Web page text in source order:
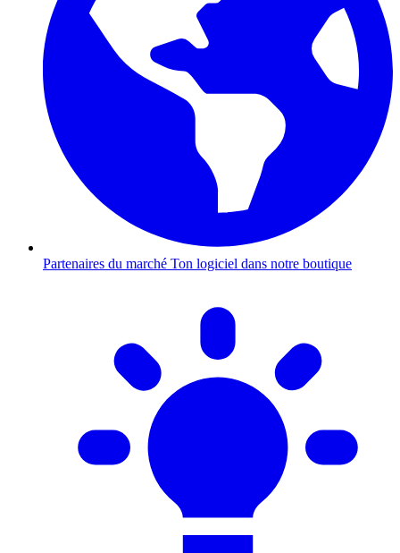
Partenaires du marché Ton logiciel dans notre boutique